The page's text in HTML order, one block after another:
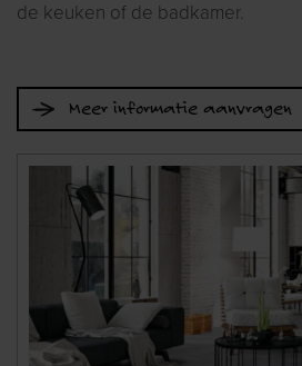
de keuken of de badkamer.
Meer informatie aanvragen